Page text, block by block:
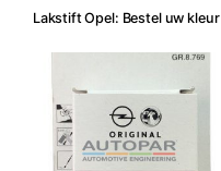
Lakstift Opel: Bestel uw kleur